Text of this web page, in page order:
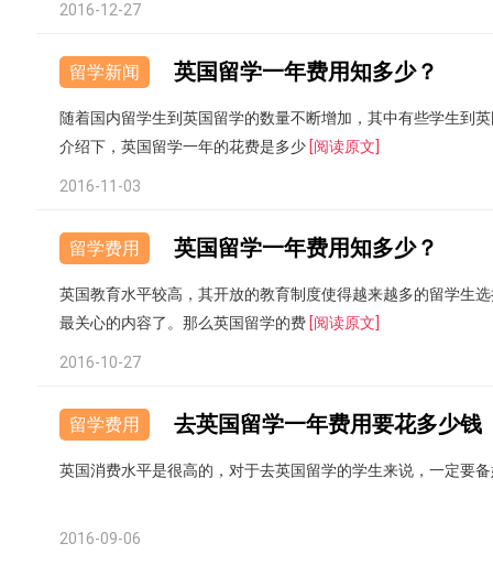
2016-12-27
留学新闻 英国留学一年费用知多少？
随着国内留学生到英国留学的数量不断增加，其中有些学生到
介绍下，英国留学一年的花费是多少 [阅读原文]
2016-11-03
留学费用 英国留学一年费用知多少？
英国教育水平较高，其开放的教育制度使得越来越多的留学生
最关心的内容了。那么英国留学的费 [阅读原文]
2016-10-27
留学费用 去英国留学一年费用要花多少钱
英国消费水平是很高的，对于去英国留学的学生来说，一定要
2016-09-06